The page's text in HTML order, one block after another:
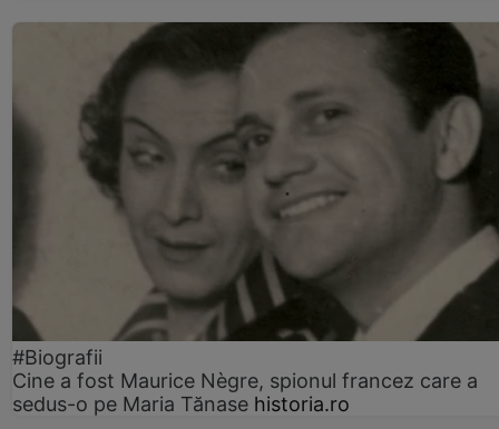
#Biografii
Cine a fost Maurice Nègre, spionul francez care a
sedus-o pe Maria Tănase historia.ro